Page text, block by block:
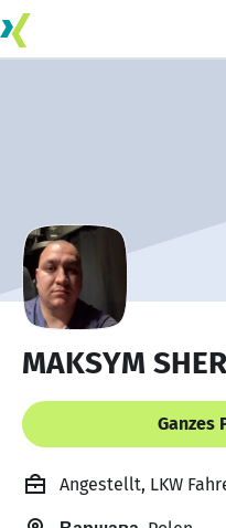
MAKSYM
Ganzes
Angestellt, LKW